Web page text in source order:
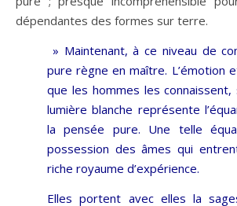
dépendantes des formes sur terre.
» Maintenant, à ce niveau de
pure règne en maître. L’émotion
que les hommes les
lumière blanche représente
la pensée pure. Une telle
possession des âmes qui
riche royaume d’expérience.
Elles portent avec elles la